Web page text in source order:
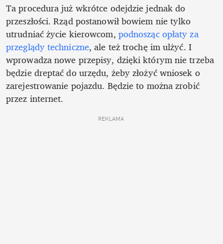
Ta procedura już wkrótce odejdzie jednak do
przeszłości. Rząd postanowił bowiem nie tylko
utrudniać życie kierowcom, podnosząc opłaty za
przeglądy techniczne, ale też trochę im ulżyć. I
wprowadza nowe przepisy, dzięki którym nie trzeba
będzie dreptać do urzędu, żeby złożyć wniosek o
zarejestrowanie pojazdu. Będzie to można zrobić
przez internet.
REKLAMA